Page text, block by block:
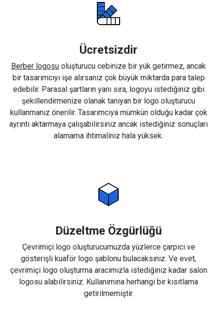
Ücretsizdir
Berber logosu oluşturucu cebinize bir yük getirmez, ancak
bir tasarımcıyı işe alırsanız çok büyük miktarda para talep
edebilir. Parasal şartların yanı sıra, logoyu istediğiniz gibi
şekillendirmenize olanak tanıyan bir logo oluşturucu
kullanmanız önerilir. Tasarımcıya mümkün olduğu kadar çok
ayrıntı aktarmaya çalışabilirsiniz ancak istediğiniz sonuçları
alamama ihtimaliniz hala yüksek.
Düzeltme Özgürlüğü
Çevrimiçi logo oluşturucumuzda yüzlerce çarpıcı ve
gösterişli kuaför logo şablonu bulacaksınız. Ve evet,
çevrimiçi logo oluşturma aracımızla istediğiniz kadar salon
logosu alabilirsiniz. Kullanımına herhangi bir kısıtlama
getirilmemiştir.